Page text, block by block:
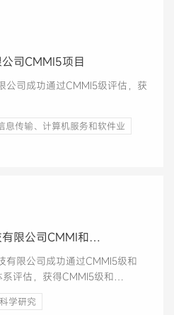
司CMMI5项目
公司成功通过CMMI5级评估，获
息传输、计算机服务和软件业
限公司CMMI和
咨询、认证采购项目
有限公司成功通过CMMI5级和
评估，获得CMMI5级和
书。
科学研究